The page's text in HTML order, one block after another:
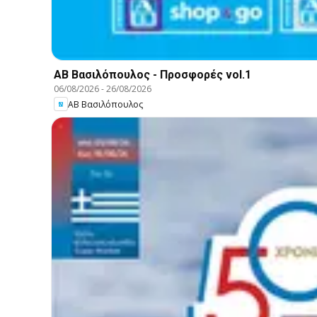
ΑΒ Βασιλόπουλος - Προσφορές vol.1
06/08/2026-26/08/2026
ΑΒ Βασιλόπουλος